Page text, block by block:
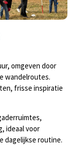
omgeven door
wandelroutes.
frisse inspiratie
ideaal voor
dagelijkse routine.